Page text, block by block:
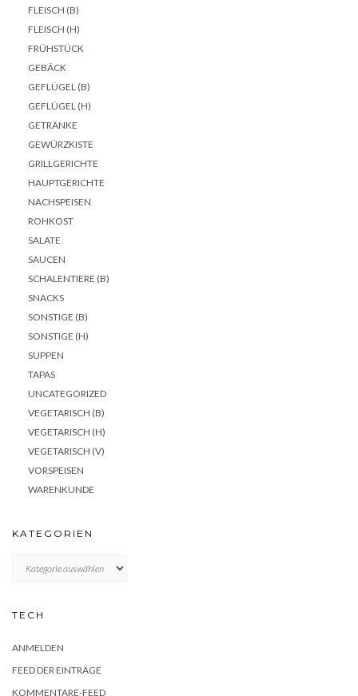
FLEISCH (B)
FLEISCH (H)
FRÜHSTÜCK
GEBÄCK
GEFLÜGEL (B)
GEFLÜGEL (H)
GETRÄNKE
GEWÜRZKISTE
GRILLGERICHTE
HAUPTGERICHTE
NACHSPEISEN
ROHKOST
SALATE
SAUCEN
SCHALENTIERE (B)
SNACKS
SONSTIGE (B)
SONSTIGE (H)
SUPPEN
TAPAS
UNCATEGORIZED
VEGETARISCH (B)
VEGETARISCH (H)
VEGETARISCH (V)
VORSPEISEN
WARENKUNDE
KATEGORIEN
TECH
ANMELDEN
FEED DER EINTRÄGE
KOMMENTARE-FEED